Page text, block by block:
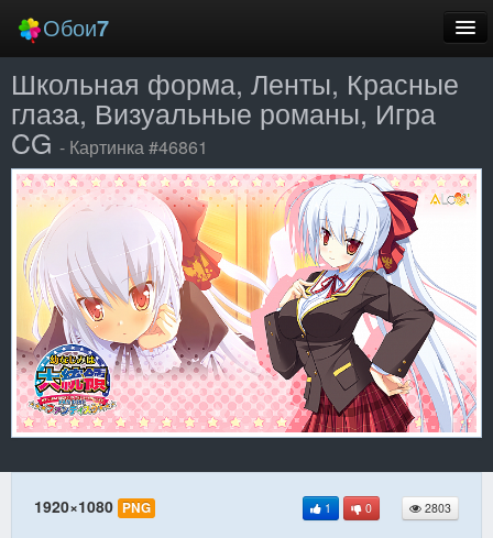
Обои7
Новые
Лучшие
Случайные
Заставки
Еще
Вход
Школьная форма, Ленты, Красные
глаза, Визуальные романы, Игра
CG - Картинка #46861
1920×1080 PNG 1 0 2803